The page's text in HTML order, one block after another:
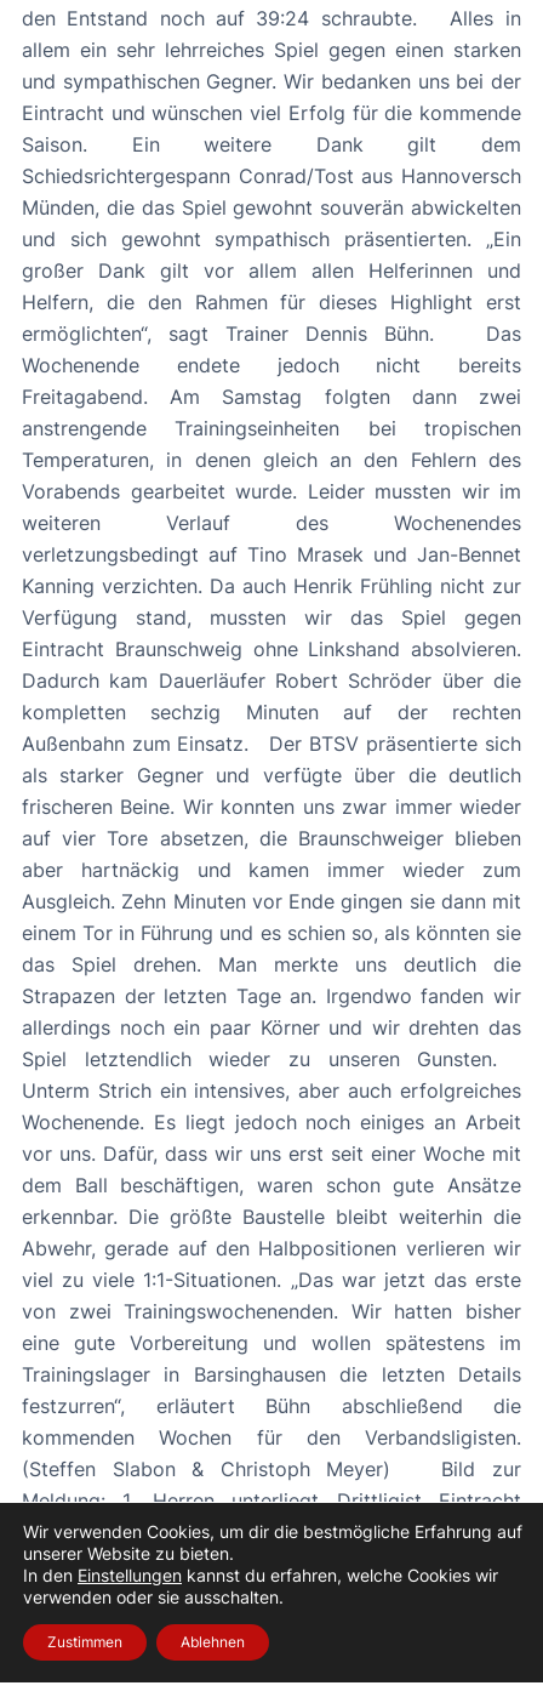
den Entstand noch auf 39:24 schraubte. Alles in
allem ein sehr lehrreiches Spiel gegen einen starken
und sympathischen Gegner. Wir bedanken uns bei der
Eintracht und wünschen viel Erfolg für die kommende
Saison. Ein weitere Dank gilt dem
Schiedsrichtergespann Conrad/Tost aus Hannoversch
Münden, die das Spiel gewohnt souverän abwickelten
und sich gewohnt sympathisch präsentierten. „Ein
großer Dank gilt vor allem allen Helferinnen und
Helfern, die den Rahmen für dieses Highlight erst
ermöglichten“, sagt Trainer Dennis Bühn. Das
Wochenende endete jedoch nicht bereits
Freitagabend. Am Samstag folgten dann zwei
anstrengende Trainingseinheiten bei tropischen
Temperaturen, in denen gleich an den Fehlern des
Vorabends gearbeitet wurde. Leider mussten wir im
weiteren Verlauf des Wochenendes
verletzungsbedingt auf Tino Mrasek und Jan-Bennet
Kanning verzichten. Da auch Henrik Frühling nicht zur
Verfügung stand, mussten wir das Spiel gegen
Eintracht Braunschweig ohne Linkshand absolvieren.
Dadurch kam Dauerläufer Robert Schröder über die
kompletten sechzig Minuten auf der rechten
Außenbahn zum Einsatz. Der BTSV präsentierte sich
als starker Gegner und verfügte über die deutlich
frischeren Beine. Wir konnten uns zwar immer wieder
auf vier Tore absetzen, die Braunschweiger blieben
aber hartnäckig und kamen immer wieder zum
Ausgleich. Zehn Minuten vor Ende gingen sie dann mit
einem Tor in Führung und es schien so, als könnten sie
das Spiel drehen. Man merkte uns deutlich die
Strapazen der letzten Tage an. Irgendwo fanden wir
allerdings noch ein paar Körner und wir drehten das
Spiel letztendlich wieder zu unseren Gunsten.
Unterm Strich ein intensives, aber auch erfolgreiches
Wochenende. Es liegt jedoch noch einiges an Arbeit
vor uns. Dafür, dass wir uns erst seit einer Woche mit
dem Ball beschäftigen, waren schon gute Ansätze
erkennbar. Die größte Baustelle bleibt weiterhin die
Abwehr, gerade auf den Halbpositionen verlieren wir
viel zu viele 1:1-Situationen. „Das war jetzt das erste
von zwei Trainingswochenenden. Wir hatten bisher
eine gute Vorbereitung und wollen spätestens im
Trainingslager in Barsinghausen die letzten Details
festzurren“, erläutert Bühn abschließend die
kommenden Wochen für den Verbandsligisten.
(Steffen Slabon & Christoph Meyer) Bild zur
Meldung: 1. Herren unterliegt Drittligist Eintracht
Hildesheim nach couragierter Leistung
« Vorheriger Beitrag Nächster Beitrag
Wir verwenden Cookies, um dir die bestmögliche Erfahrung auf
unserer Website zu bieten.
In den Einstellungen kannst du erfahren, welche Cookies wir
verwenden oder sie ausschalten.
Zustimmen Ablehnen